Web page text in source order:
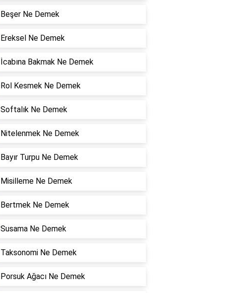
Beşer Ne Demek
Ereksel Ne Demek
İcabına Bakmak Ne Demek
Rol Kesmek Ne Demek
Softalık Ne Demek
Nitelenmek Ne Demek
Bayır Turpu Ne Demek
Misilleme Ne Demek
Bertmek Ne Demek
Susama Ne Demek
Taksonomi Ne Demek
Porsuk Ağacı Ne Demek